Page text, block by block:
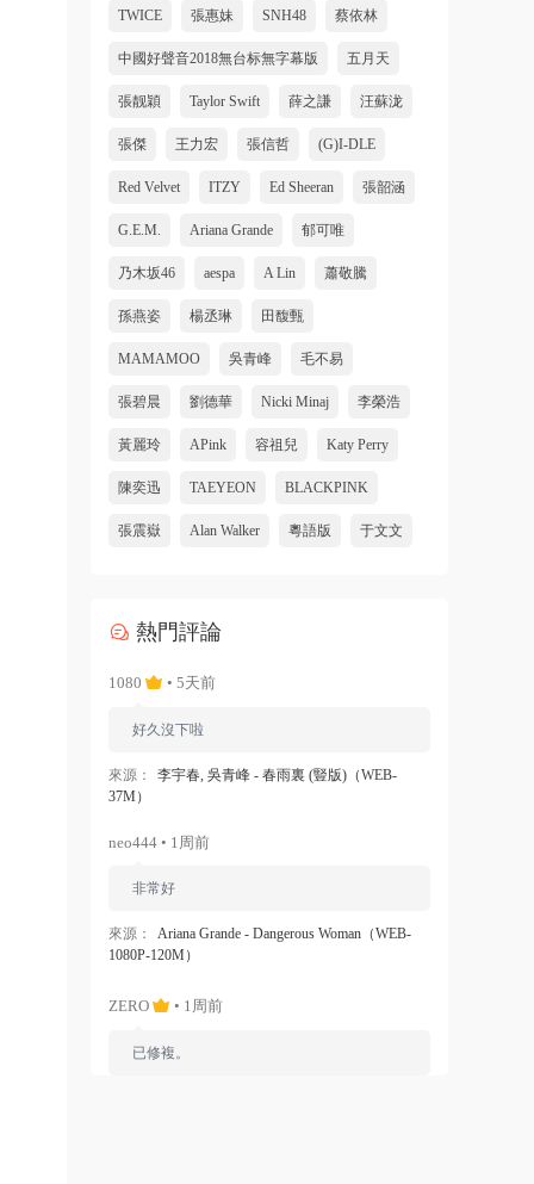
TWICE 張惠妹 SNH48 蔡依林
中國好聲音2018無台标無字幕版 五月天
張靓穎 Taylor Swift 薛之謙 汪蘇泷
張傑 王力宏 張信哲 (G)I-DLE
Red Velvet ITZY Ed Sheeran 張韶涵
G.E.M. Ariana Grande 郁可唯
乃木坂46 aespa A Lin 蕭敬騰
孫燕姿 楊丞琳 田馥甄
MAMAMOO 吳青峰 毛不易
張碧晨 劉德華 Nicki Minaj 李榮浩
黃麗玲 APink 容祖兒 Katy Perry
陳奕迅 TAEYEON BLACKPINK
張震嶽 Alan Walker 粵語版 于文文
熱門評論
1080 • 5天前
好久沒下啦
來源：
李宇春, 吳青峰 - 春雨裏 (豎版)（WEB-
37M）
neo444 • 1周前
非常好
來源：
Ariana Grande - Dangerous Woman（WEB-
1080P-120M）
ZERO • 1周前
已修複。